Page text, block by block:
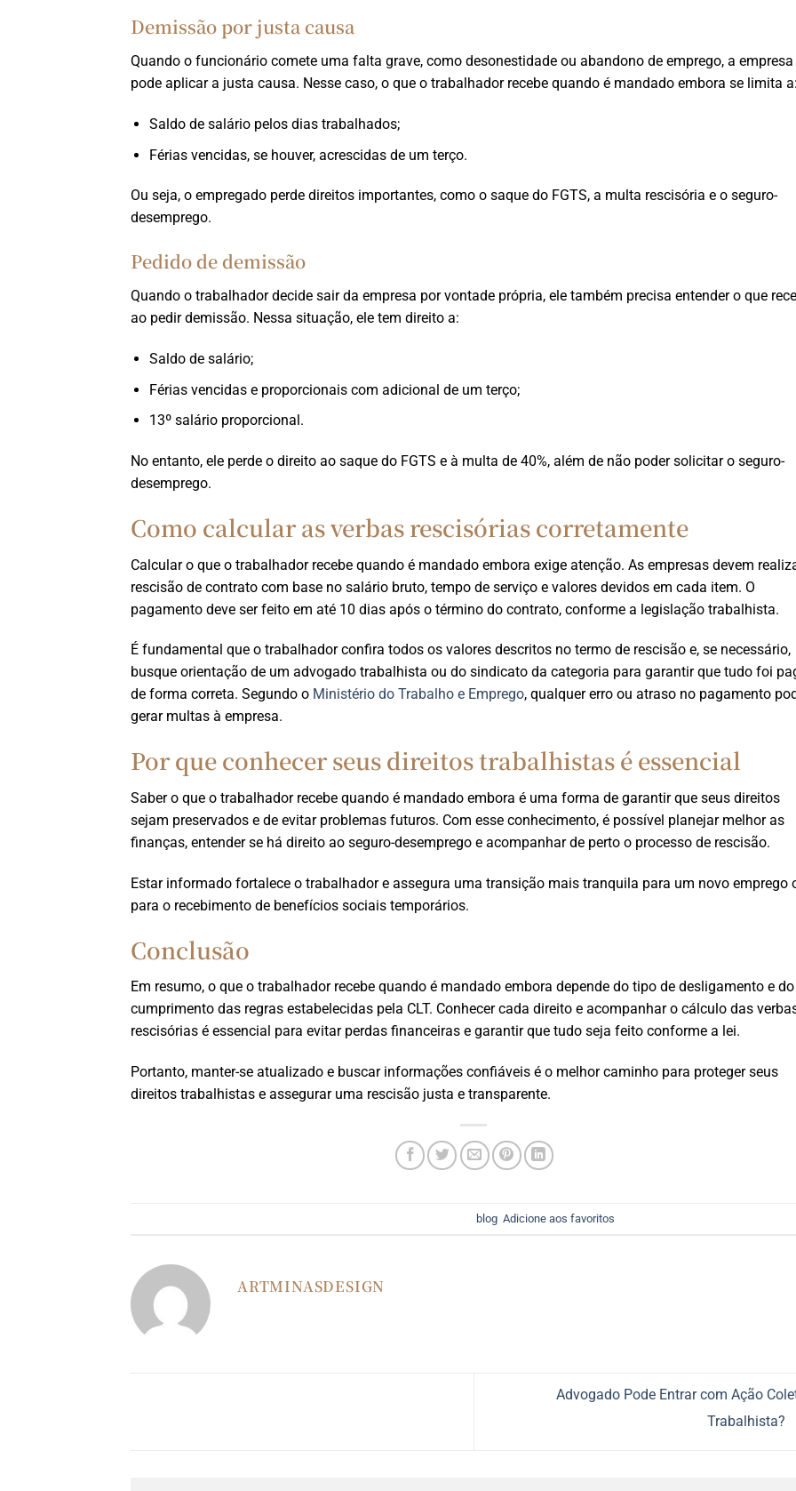
Demissão por justa causa
Quando o funcionário comete uma falta grave, como desonestidade ou abandono de emprego, a empresa
pode aplicar a justa causa. Nesse caso, o que o trabalhador recebe quando é mandado embora se limita
Saldo de salário pelos dias trabalhados;
Férias vencidas, se houver, acrescidas de um terço.
Ou seja, o empregado perde direitos importantes, como o saque do FGTS, a multa rescisória e o seguro-
desemprego.
Pedido de demissão
Quando o trabalhador decide sair da empresa por vontade própria, ele também precisa entender o que
ao pedir demissão. Nessa situação, ele tem direito a:
Saldo de salário;
Férias vencidas e proporcionais com adicional de um terço;
13º salário proporcional.
No entanto, ele perde o direito ao saque do FGTS e à multa de 40%, além de não poder solicitar o seguro-
desemprego.
Como calcular as verbas rescisórias corretamente
Calcular o que o trabalhador recebe quando é mandado embora exige atenção. As empresas devem
rescisão de contrato com base no salário bruto, tempo de serviço e valores devidos em cada item. O
pagamento deve ser feito em até 10 dias após o término do contrato, conforme a legislação trabalhista.
É fundamental que o trabalhador confira todos os valores descritos no termo de rescisão e, se necessário,
busque orientação de um advogado trabalhista ou do sindicato da categoria para garantir que tudo foi
de forma correta. Segundo o Ministério do Trabalho e Emprego, qualquer erro ou atraso no pagamento
gerar multas à empresa.
Por que conhecer seus direitos trabalhistas é essencial
Saber o que o trabalhador recebe quando é mandado embora é uma forma de garantir que seus direitos
sejam preservados e de evitar problemas futuros. Com esse conhecimento, é possível planejar melhor as
finanças, entender se há direito ao seguro-desemprego e acompanhar de perto o processo de rescisão.
Estar informado fortalece o trabalhador e assegura uma transição mais tranquila para um novo emprego
para o recebimento de benefícios sociais temporários.
Conclusão
Em resumo, o que o trabalhador recebe quando é mandado embora depende do tipo de desligamento e do
cumprimento das regras estabelecidas pela CLT. Conhecer cada direito e acompanhar o cálculo das
rescisórias é essencial para evitar perdas financeiras e garantir que tudo seja feito conforme a lei.
Portanto, manter-se atualizado e buscar informações confiáveis é o melhor caminho para proteger seus
direitos trabalhistas e assegurar uma rescisão justa e transparente.
blog .Adicione aos favoritos
ARTMINASDESIGN
Advogado Pode Entrar com Ação
Trabalhista?